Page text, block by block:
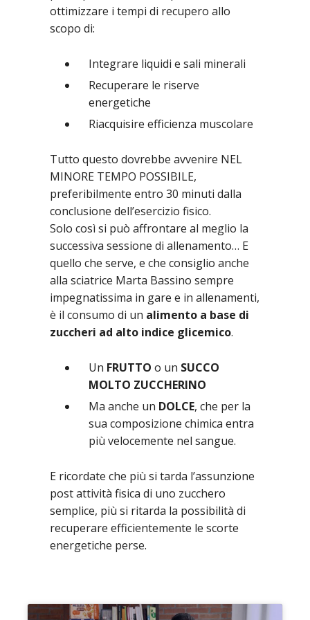
ottimizzare i tempi di recupero allo
scopo di:
Integrare liquidi e sali minerali
Recuperare le riserve
energetiche
Riacquisire efficienza muscolare
Tutto questo dovrebbe avvenire NEL
MINORE TEMPO POSSIBILE,
preferibilmente entro 30 minuti dalla
conclusione dell’esercizio fisico.
Solo così si può affrontare al meglio la
successiva sessione di allenamento… E
quello che serve, e che consiglio anche
alla sciatrice Marta Bassino sempre
impegnatissima in gare e in allenamenti,
è il consumo di un alimento a base di
zuccheri ad alto indice glicemico.
Un FRUTTO o un SUCCO
MOLTO ZUCCHERINO
Ma anche un DOLCE, che per la
sua composizione chimica entra
più velocemente nel sangue.
E ricordate che più si tarda l’assunzione
post attività fisica di uno zucchero
semplice, più si ritarda la possibilità di
recuperare efficientemente le scorte
energetiche perse.